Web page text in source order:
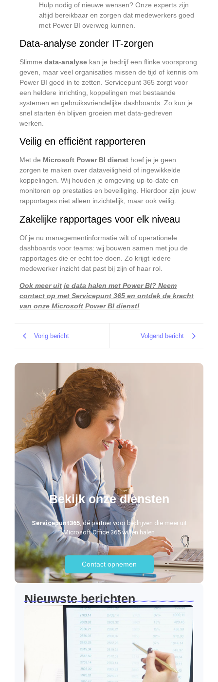
Hulp nodig of nieuwe wensen? Onze experts zijn
altijd bereikbaar en zorgen dat medewerkers goed
met Power BI overweg kunnen.
Data-analyse zonder IT-zorgen
Slimme data-analyse kan je bedrijf een flinke voorsprong
geven, maar veel organisaties missen de tijd of kennis om
Power BI goed in te zetten. Servicepunt 365 zorgt voor
een heldere inrichting, koppelingen met bestaande
systemen en gebruiksvriendelijke dashboards. Zo kun je
snel starten én blijven groeien met data-gedreven
werken.
Veilig en efficiënt rapporteren
Met de Microsoft Power BI dienst hoef je je geen
zorgen te maken over dataveiligheid of ingewikkelde
koppelingen. Wij houden je omgeving up-to-date en
monitoren op prestaties en beveiliging. Hierdoor zijn jouw
rapportages niet alleen inzichtelijk, maar ook veilig.
Zakelijke rapportages voor elk niveau
Of je nu managementinformatie wilt of operationele
dashboards voor teams: wij bouwen samen met jou de
rapportages die er echt toe doen. Zo krijgt iedere
medewerker inzicht dat past bij zijn of haar rol.
Ook meer uit je data halen met Power BI? Neem
contact op met Servicepunt 365 en ontdek de kracht
van onze Microsoft Power BI dienst!
Vorig bericht Volgend bericht
Bekijk onze diensten
Servicepunt365, dé partner voor bedrijven die meer uit
Microsoft Office 365 willen halen
Contact opnemen
Nieuwste berichten